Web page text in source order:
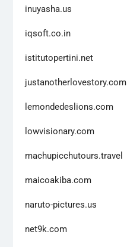
inuyasha.us
iqsoft.co.in
istitutopertini.net
justanotherlovestory.com
lemondedeslions.com
lowvisionary.com
machupicchutours.travel
maicoakiba.com
naruto-pictures.us
net9k.com